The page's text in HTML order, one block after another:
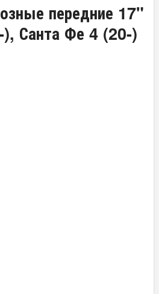
передние 17"
Санта Фе 4 (20-)